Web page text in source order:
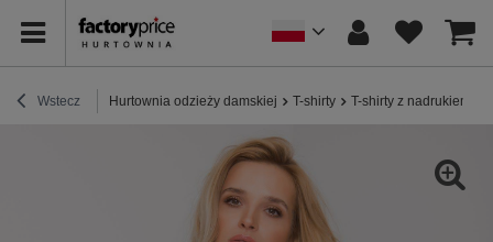
Wstecz Hurtownia odzieży damskiej T-shirty T-shirty z nadrukiem